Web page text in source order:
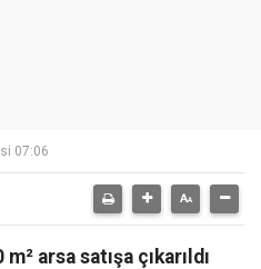
07:06
arsa satışa çıkarıldı